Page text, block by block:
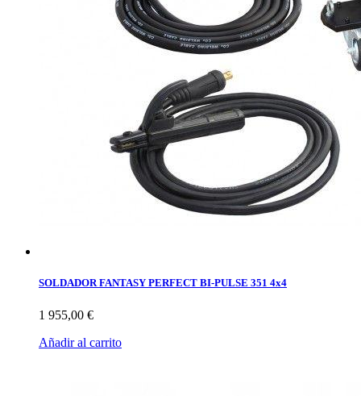
SOLDADOR FANTASY PERFECT BI-PULSE 351 4x4
1 955,00 €
Añadir al carrito